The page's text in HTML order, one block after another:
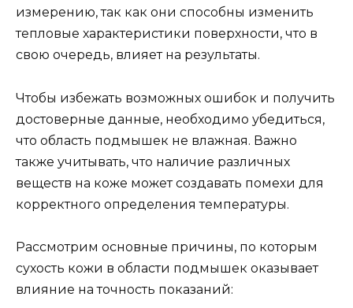
измерению, так как они способны изменить
тепловые характеристики поверхности, что в
свою очередь, влияет на результаты.
Чтобы избежать возможных ошибок и получить
достоверные данные, необходимо убедиться,
что область подмышек не влажная. Важно
также учитывать, что наличие различных
веществ на коже может создавать помехи для
корректного определения температуры.
Рассмотрим основные причины, по которым
сухость кожи в области подмышек оказывает
влияние на точность показаний: